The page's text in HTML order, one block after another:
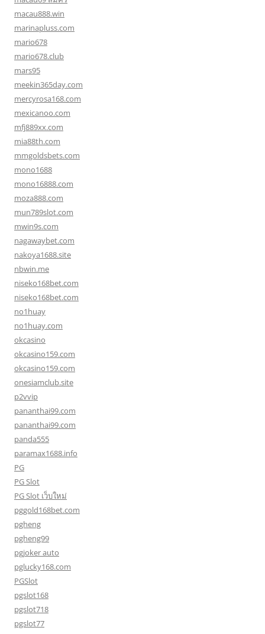
macau888.win
marinapluss.com
mario678
mario678.club
mars95
meekin365day.com
mercyrosa168.com
mexicanoo.com
mfj889xx.com
mia88th.com
mmgoldsbets.com
mono1688
mono16888.com
moza888.com
mun789slot.com
mwin9s.com
nagawaybet.com
nakoya1688.site
nbwin.me
niseko168bet.com
niseko168bet.com
no1huay
no1huay.com
okcasino
okcasino159.com
okcasino159.com
onesiamclub.site
p2vvip
pananthai99.com
pananthai99.com
panda555
paramax1688.info
PG
PG Slot
PG Slot เว็บใหม่
pggold168bet.com
pgheng
pgheng99
pgjoker auto
pglucky168.com
PGSlot
pgslot168
pgslot718
pgslot77